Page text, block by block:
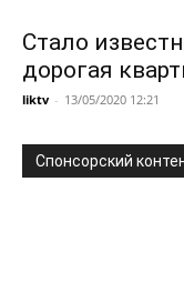
Стало
дорогая
liktv - 13/05/2020 12:21
Спонсорский